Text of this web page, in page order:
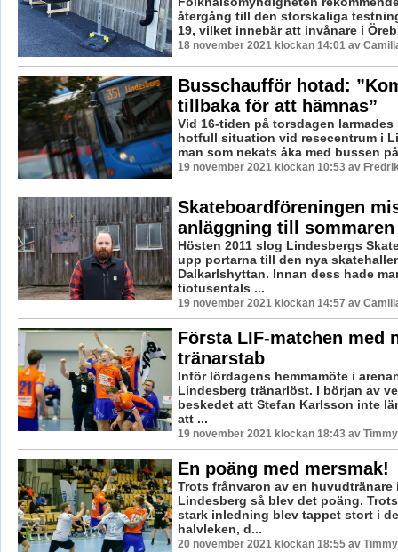
återgång till den storskaliga
19, vilket innebär att invånare i
18 november 2021 klockan 14:01 av
Busschaufför hotad:
tillbaka för att hämnas”
Vid 16-tiden på torsdagen
hotfull situation vid resecentrum i
man som nekats åka med bussen
19 november 2021 klockan 10:53 av
Skateboardföreningen
anläggning till sommaren
Hösten 2011 slog Lindesbergs
upp portarna till den nya
Dalkarlshyttan. Innan dess hade
tiotusentals ...
19 november 2021 klockan 14:57 av
Första LIF-matchen med
tränarstab
Inför lördagens hemmamöte i
Lindesberg tränarlöst. I början av
beskedet att Stefan Karlsson inte
att ...
19 november 2021 klockan 18:43 av
En poäng med mersmak!
Trots frånvaron av en huvudtränare
Lindesberg så blev det poäng.
stark inledning blev tappet stort i
halvleken, d...
20 november 2021 klockan 18:55 av